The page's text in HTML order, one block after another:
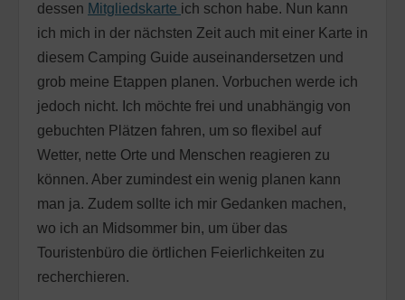
dessen Mitgliedskarte ich schon habe. Nun kann
ich mich in der nächsten Zeit auch mit einer Karte in
diesem Camping Guide auseinandersetzen und
grob meine Etappen planen. Vorbuchen werde ich
jedoch nicht. Ich möchte frei und unabhängig von
gebuchten Plätzen fahren, um so flexibel auf
Wetter, nette Orte und Menschen reagieren zu
können. Aber zumindest ein wenig planen kann
man ja. Zudem sollte ich mir Gedanken machen,
wo ich an Midsommer bin, um über das
Touristenbüro die örtlichen Feierlichkeiten zu
recherchieren.